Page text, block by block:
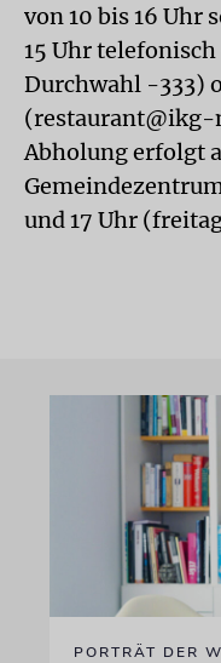
von 10 bis 16 Uhr
15 Uhr
Durchwahl -333)
(restaurant@ikg-
Abholung erfolgt
und 17 Uhr
PORTRÄT DER